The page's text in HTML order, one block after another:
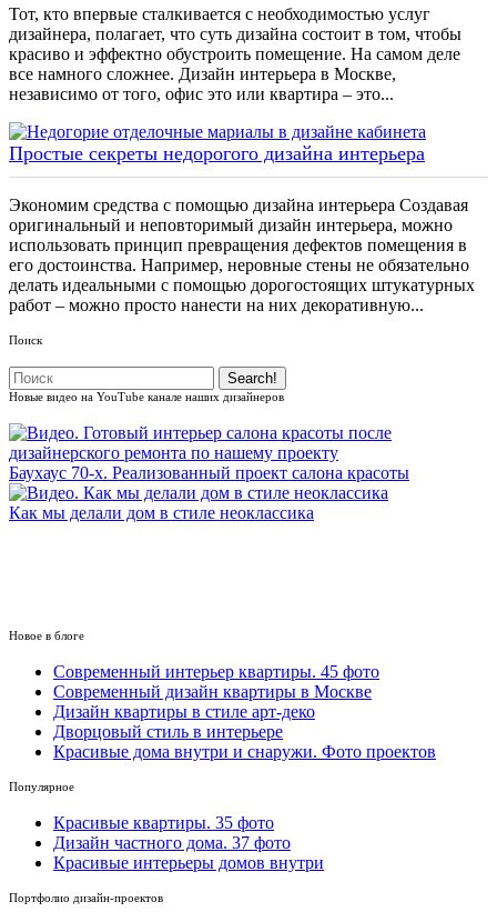
Тот, кто впервые сталкивается с необходимостью услуг
дизайнера, полагает, что суть дизайна состоит в том, чтобы
красиво и эффектно обустроить помещение. На самом деле
все намного сложнее. Дизайн интерьера в Москве,
независимо от того, офис это или квартира – это...
Простые секреты недорогого дизайна интерьера
Экономим средства с помощью дизайна интерьера Создавая
оригинальный и неповторимый дизайн интерьера, можно
использовать принцип превращения дефектов помещения в
его достоинства. Например, неровные стены не обязательно
делать идеальными с помощью дорогостоящих штукатурных
работ – можно просто нанести на них декоративную...
Поиск
Новые видео на YouTube канале наших дизайнеров
Баухаус 70-х. Реализованный проект салона красоты
Как мы делали дом в стиле неоклассика
Новое в блоге
Cовременный интерьер квартиры. 45 фото
Современный дизайн квартиры в Москве
Дизайн квартиры в стиле арт-деко
Дворцовый стиль в интерьере
Красивые дома внутри и снаружи. Фото проектов
Популярное
Красивые квартиры. 35 фото
Дизайн частного дома. 37 фото
Красивые интерьеры домов внутри
Портфолио дизайн-проектов